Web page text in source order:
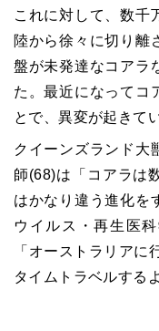
これに対して、数千
陸から徐々に切り離
盤が未発達なコアラ
た。最近になってコ
とで、異変が起きて
クイーンズランド大
師(68)は「コアラは
はかなり違う進化を
ウイルス・再生医
「オーストラリアに
タイムトラベルする